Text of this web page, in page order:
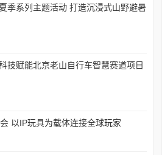
季系列主题活动 打造沉浸式山野避暑
技赋能北京老山自行车智慧赛道项目
以IP玩具为载体连接全球玩家